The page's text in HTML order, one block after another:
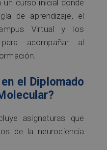
curso inicial donde
de aprendizaje, el
Virtual y los
acompañar al
el Diplomado
asignaturas que
de la neurociencia